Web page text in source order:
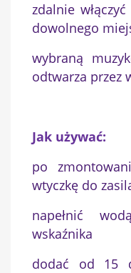
zdalnie
dowolnego
wybraną
odtwarza przez
Jak używać:
po
wtyczkę do
napełnić
wskaźnika
dodać od 15